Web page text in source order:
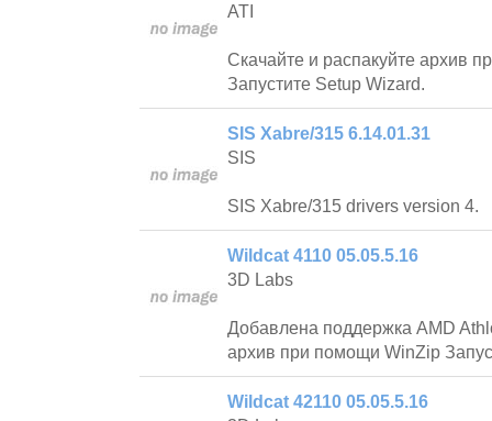
ATI
Скачайте и распакуйте архив
Запустите Setup Wizard.
SIS Xabre/315 6.14.01.31
SIS
SIS Xabre/315 drivers version 4.
Wildcat 4110 05.05.5.16
3D Labs
Добавлена поддержка AMD
архив при помощи WinZip
Wildcat 42110 05.05.5.16